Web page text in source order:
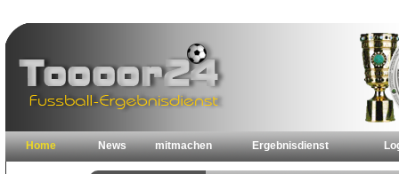
Home News mitmachen Ergebnisdienst